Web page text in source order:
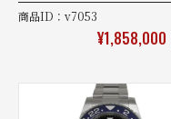
商品ID：v7053
¥1,858,000